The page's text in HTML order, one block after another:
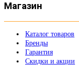
Магазин
Каталог товаров
Бренды
Гарантия
Скидки и акции